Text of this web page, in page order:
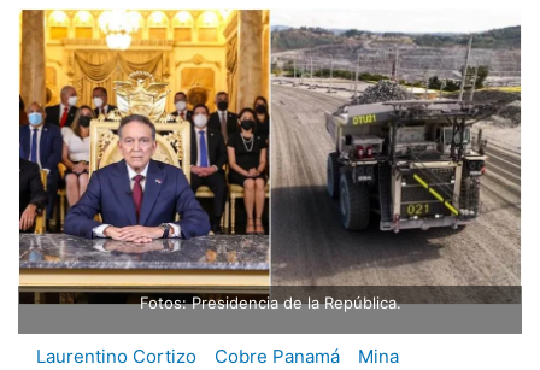
Fotos: Presidencia de la República.
Laurentino Cortizo Cobre Panamá
Mina